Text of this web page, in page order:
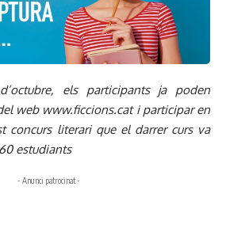
els participants ja poden
web www.ficcions.cat i participar en
concurs literari que el darrer curs va
estudiants
- Anunci patrocinat -